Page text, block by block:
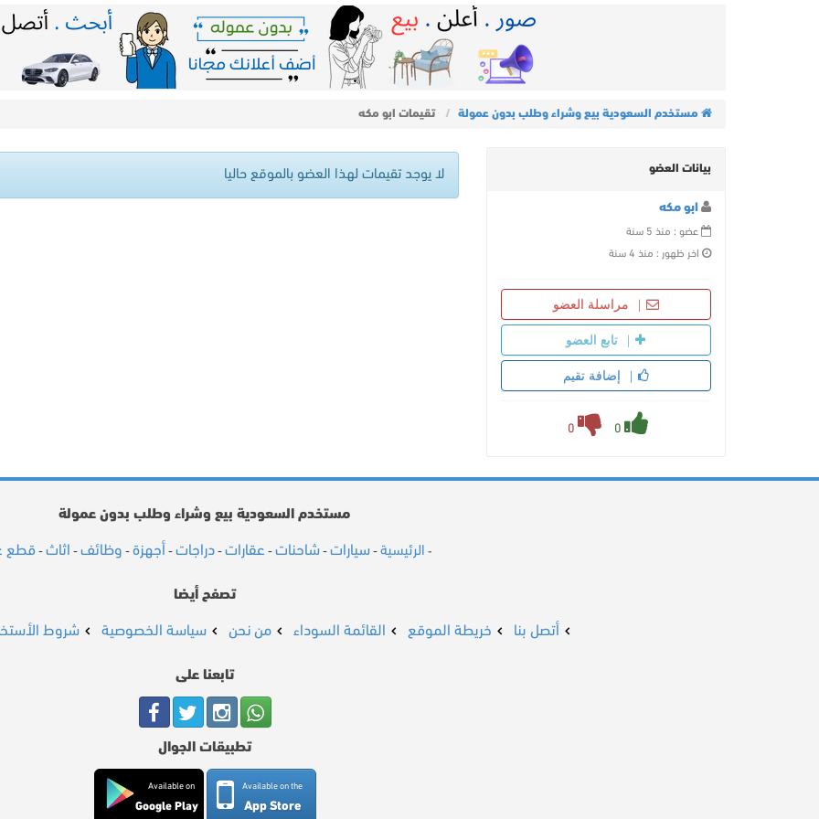
مستخدم السعودية بيع وشراء وطلب بدون عمولة تقيمات ابو مكه
بيانات العضو
ابو مكه
عضو : منذ 5 سنة
اخر ظهور : منذ 4 سنة
مراسلة العضو
تابع العضو
إضافة تقيم
0
0
لا يوجد تقيمات لهذا العضو بالموقع حاليا
مستخدم السعودية بيع وشراء وطلب بدون عمولة
- الرئيسية -سيارات -شاحنات - عقارات -دراجات - أجهزة - وظائف - اثاث -قطع
تصفح أيضا
أتصل بنا خريطة الموقع القائمة السوداء من نحن سياسة الخصوصية شروط
تابعنا على
تطبيقات الجوال
Available on the
App Store
Available on
Google Play